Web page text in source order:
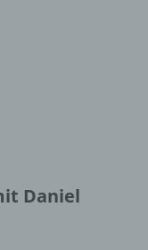
Daniel